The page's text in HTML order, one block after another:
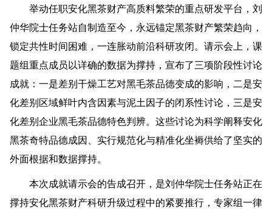
举动任职安化黑茶财产高质料繁荣的重点研发平台，刘
仲华院士任务站自制造至今，永远锚定黑茶财产繁荣趋向，
锁定共性时间困难，一连胀动前沿科研攻闭。请示会上，课
题组重点成员以详确的数据为撑持，宣布了三项阶段性讨论
成就：一是差别干燥工艺对黑毛茶品德变成的影响，二是安
化差别区域鲜叶内含因素与泥土因子的闭系性讨论，三是安
化差别企业黑毛茶品德特色判辨。这些讨论为科学阐释安化
黑茶奇特品德成因、实行规范化与精准化坐褥供给了坚实的
外面根据和数据撑持。
本次成就请示会的告成召开，是刘仲华院士任务站正在
撑持安化黑茶财产科研升级过程中的紧要推行，专家组一律